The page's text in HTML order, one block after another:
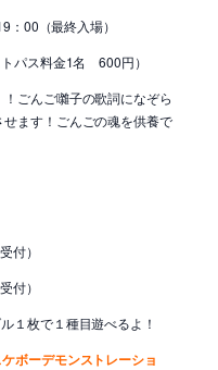
00（最終入場）
パス料金1名 600円）
ごんご囃子の歌詞になぞら
ます！ごんごの魂を供養で
付）
付）
１枚で１種目遊べるよ！
ボーデモンストレーショ